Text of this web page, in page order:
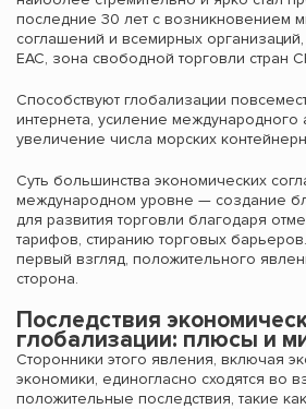
последние 30 лет с возникновением
соглашений и всемирных
ЕАС, зона свободной торговли стран
Способствуют глобализации
интернета, усиление
увеличение числа морских
Суть большинства экономических
международном уровне — создание
для развития торговли благодаря
тарифов, стиранию торговых
первый взгляд, положительного
сторона.
Последствия
глобализации: плюсы и
Сторонники этого явления, включая
экономики, единогласно сходятся во
положительные последствия, такие